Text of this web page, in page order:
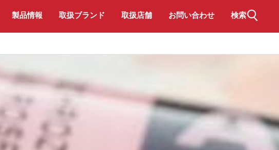
製品情報 取扱ブランド 取扱店舗 お問い合わせ 検索